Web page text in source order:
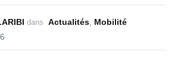
dans Actualités Mobilité